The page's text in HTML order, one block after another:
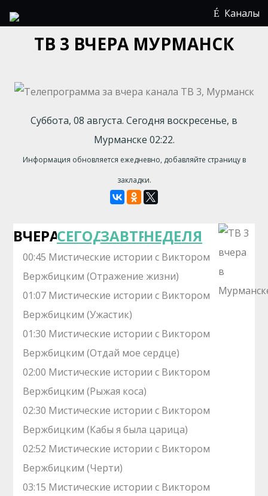
Каналы
ТВ 3 ВЧЕРА МУРМАНСК
Суббота, 08 августа. Сегодня воскресенье, в
Мурманске 02:22.
Информация обновляется ежедневно, добавляйте страницу в
закладки.
ВЧЕРАСЕГОДНЯЗАВТРАНЕДЕЛЯ
00:45 Мистические истории с Виктором
Вержбицким (Отражение жизни)
01:07 Мистические истории с Виктором
Вержбицким (Ужастик)
01:30 Мистические истории с Виктором
Вержбицким (Отдай мое сердце)
02:00 Мистические истории с Виктором
Вержбицким (Рыжая коса)
02:30 Мистические истории с Виктором
Вержбицким (Кабы я была царица)
02:52 Мистические истории с Виктором
Вержбицким (Черти)
03:15 Мистические истории с Виктором